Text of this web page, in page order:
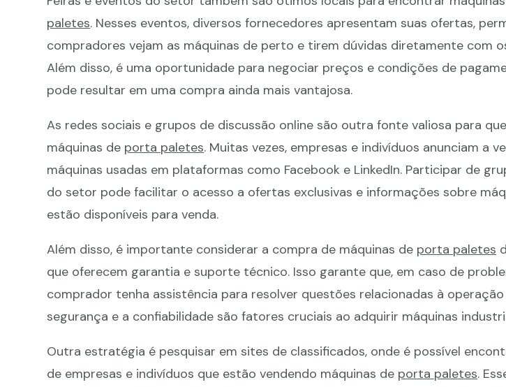
paletes. Nesses eventos, diversos fornecedores apresentam suas ofertas,
compradores vejam as máquinas de perto e tirem dúvidas diretamente com
Além disso, é uma oportunidade para negociar preços e condições de
pode resultar em uma compra ainda mais vantajosa.
As redes sociais e grupos de discussão online são outra fonte valiosa para
máquinas de porta paletes. Muitas vezes, empresas e indivíduos anunciam a
máquinas usadas em plataformas como Facebook e LinkedIn. Participar de
do setor pode facilitar o acesso a ofertas exclusivas e informações sobre
estão disponíveis para venda.
Além disso, é importante considerar a compra de máquinas de porta paletes
que oferecem garantia e suporte técnico. Isso garante que, em caso de
comprador tenha assistência para resolver questões relacionadas à operação
segurança e a confiabilidade são fatores cruciais ao adquirir máquinas
Outra estratégia é pesquisar em sites de classificados, onde é possível
de empresas e indivíduos que estão vendendo máquinas de porta paletes.